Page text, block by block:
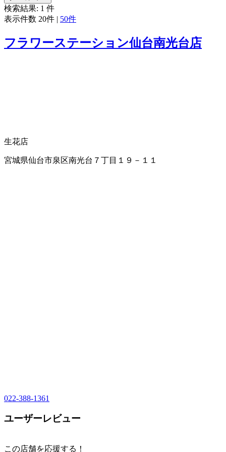
検索結果: 1 件
表示件数 20件 | 50件
フラワーステーション仙台南光台店
生花店
宮城県仙台市泉区南光台７丁目１９－１１
022-388-1361
ユーザーレビュー
この店舗を応援する！